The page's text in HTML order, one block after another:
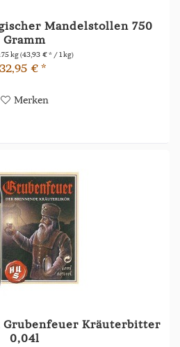
Mandelstollen 750
Gramm
kg(43,93 € * / 1 kg)
32,95 € *
Merken
Grubenfeuer Kräuterbitter
0,04l